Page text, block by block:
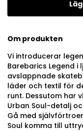
Om produkten
Vi introducerar
Barebarics Legend
avslappnade
läder och textil för
runt. Dessutom har
Urban Soul-detalj
Gå med
Soul komma till